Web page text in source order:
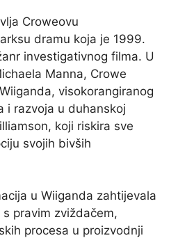
Croweovu
dramu koja je 1999.
investigativnog filma. U
Manna, Crowe
visokorangiranog
i razvoja u duhanskoj
koji riskira sve
svojih bivših
u Wiiganda zahtijevala
pravim zviždačem,
procesa u proizvodnji